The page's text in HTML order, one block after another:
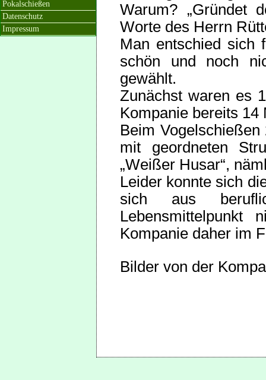
Warum? „Gründet
Worte des Herrn
Man ent­schied sich
schön und noch
gewählt.
Zunächst waren es
Kompanie bereits
Beim
mit geordneten
„Weißer Husar“,
Leider konnte sich
sich aus
Kompanie daher im
Bilder von der
Pokalschießen
Datenschutz
Impressum